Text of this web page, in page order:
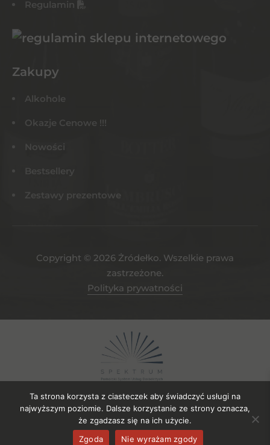
Regulamin
Zakupy
Alkohole
Okazje Cenowe !!!
Nowości
Bestsellery
Zestawy prezentowe
Copyright © 2026 Żródełko. Wszelkie prawa
zastrzeżone.
Polityka prywatności
Projekt współfinansowany ze środków EFRR. Numer umowy o
Ta strona korzysta z ciasteczek aby świadczyć usługi na
najwyższym poziomie. Dalsze korzystanie ze strony oznacza,
że zgadzasz się na ich użycie.
Zgoda
Nie wyrażam zgody